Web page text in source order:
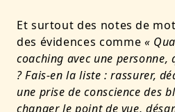
Et surtout des notes de
des évidences comme «
coaching avec une personne,
? Fais-en la liste : rassurer,
une prise de conscience des
changer le point de vue,